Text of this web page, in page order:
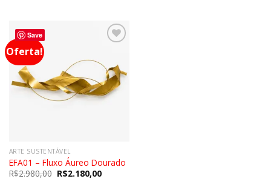
Save
Oferta!
Adicionar
a lista de
desejos
ARTE SUSTENTÁVEL
EFA01 – Fluxo Áureo Dourado
R$2.980,00 R$2.180,00